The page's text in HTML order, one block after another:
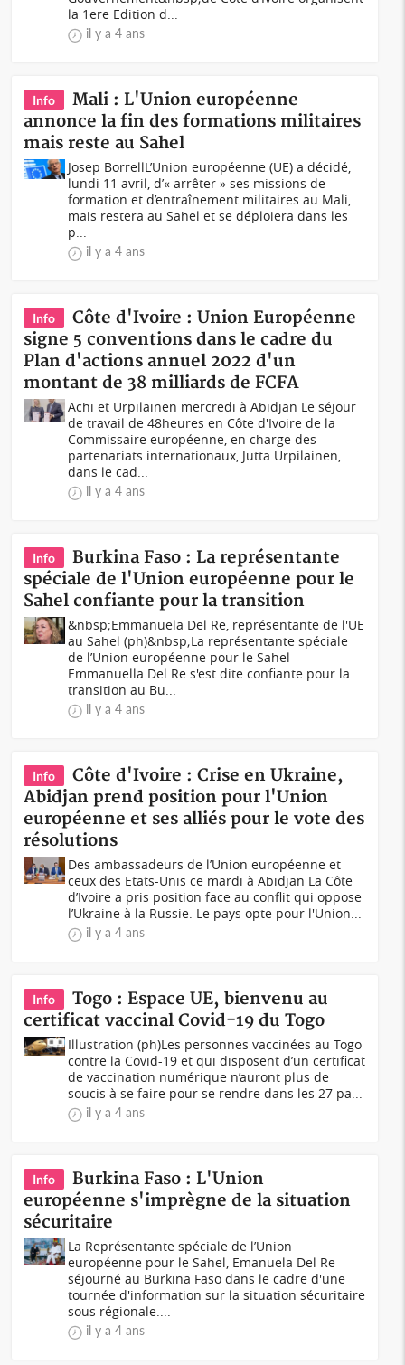
la 1ere Edition d...
il y a 4 ans
Info
Mali : L'Union européenne
annonce la fin des formations militaires
mais reste au Sahel
Josep BorrellL’Union européenne (UE) a décidé,
lundi 11 avril, d’« arrêter » ses missions de
formation et d’entraînement militaires au Mali,
mais restera au Sahel et se déploiera dans les
p...
il y a 4 ans
Info
Côte d'Ivoire : Union Européenne
signe 5 conventions dans le cadre du
Plan d'actions annuel 2022 d'un
montant de 38 milliards de FCFA
Achi et Urpilainen mercredi à Abidjan Le séjour
de travail de 48heures en Côte d'Ivoire de la
Commissaire européenne, en charge des
partenariats internationaux, Jutta Urpilainen,
dans le cad...
il y a 4 ans
Info
Burkina Faso : La représentante
spéciale de l'Union européenne pour le
Sahel confiante pour la transition
&nbsp;Emmanuela Del Re, représentante de l'UE
au Sahel (ph)&nbsp;La représentante spéciale
de l’Union européenne pour le Sahel
Emmanuella Del Re s'est dite confiante pour la
transition au Bu...
il y a 4 ans
Info
Côte d'Ivoire : Crise en Ukraine,
Abidjan prend position pour l'Union
européenne et ses alliés pour le vote des
résolutions
Des ambassadeurs de l’Union européenne et
ceux des Etats-Unis ce mardi à Abidjan La Côte
d’Ivoire a pris position face au conflit qui oppose
l’Ukraine à la Russie. Le pays opte pour l'Union...
il y a 4 ans
Info
Togo : Espace UE, bienvenu au
certificat vaccinal Covid-19 du Togo
Illustration (ph)Les personnes vaccinées au Togo
contre la Covid-19 et qui disposent d’un certificat
de vaccination numérique n’auront plus de
soucis à se faire pour se rendre dans les 27 pa...
il y a 4 ans
Info
Burkina Faso : L'Union
européenne s'imprègne de la situation
sécuritaire
La Représentante spéciale de l’Union
européenne pour le Sahel, Emanuela Del Re
séjourné au Burkina Faso dans le cadre d'une
tournée d'information sur la situation sécuritaire
sous régionale....
il y a 4 ans